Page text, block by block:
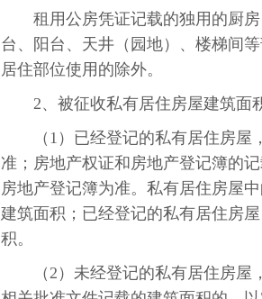
租用公房凭证记载的独用的厨
台、阳台、天井（园地）、楼梯间
居住部位使用的除外。
2、被征收私有居住房屋建筑面
（ 1 ）已经登记的私有居住房屋
准；房地产权证和房地产登记簿的
房地产登记簿为准。私有居住房屋
建筑面积；已经登记的私有居住房
积。
（2 ）未经登记的私有居住房屋